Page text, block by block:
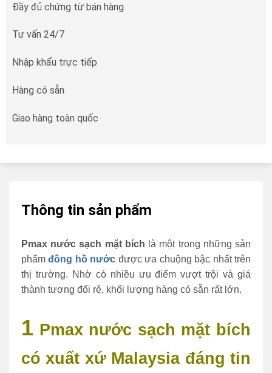
Đầy đủ chứng từ bán hàng
Tư vấn 24/7
Nhập khẩu trực tiếp
Hàng có sẵn
Giao hàng toàn quốc
Thông tin sản phẩm
Pmax nước sạch mặt bích là một trong những sản
phẩmđồng hồ nước được ưa chuộng bậc nhất trên
thị trường. Nhờ có nhiều ưu điểm vượt trội và giá
thành tương đối rẻ, khối lượng hàng có sẵn rất lớn.
1 Pmax nước sạch mặt bích
có xuất xứ Malaysia đáng tin